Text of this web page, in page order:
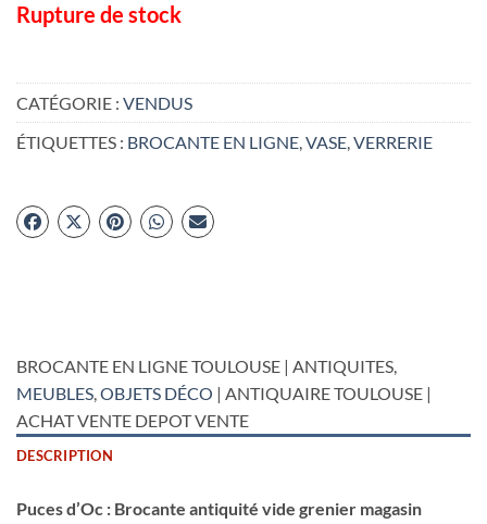
Rupture de stock
CATÉGORIE : VENDUS
ÉTIQUETTES : BROCANTE EN LIGNE,VASE,VERRERIE
BROCANTE EN LIGNE TOULOUSE | ANTIQUITES,
MEUBLES,OBJETS DÉCO | ANTIQUAIRE TOULOUSE |
ACHAT VENTE DEPOT VENTE
DESCRIPTION
Puces d’Oc : Brocante antiquité vide grenier magasin